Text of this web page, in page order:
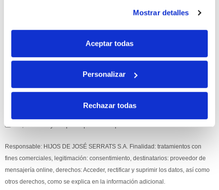
Mostrar detalles
Aceptar todas
Personalizar
Rechazar todas
con tu primera compra.
a nuestra newsletter para recibir nuestras
Responsable: HIJOS DE JOSÉ SERRATS S.A. Finalidad: tratamientos con
fines comerciales, legitimación: consentimiento, destinatarios: proveedor de
mensajería online, derechos: Acceder, rectificar y suprimir los datos, así como
otros derechos, como se explica en la información adicional.